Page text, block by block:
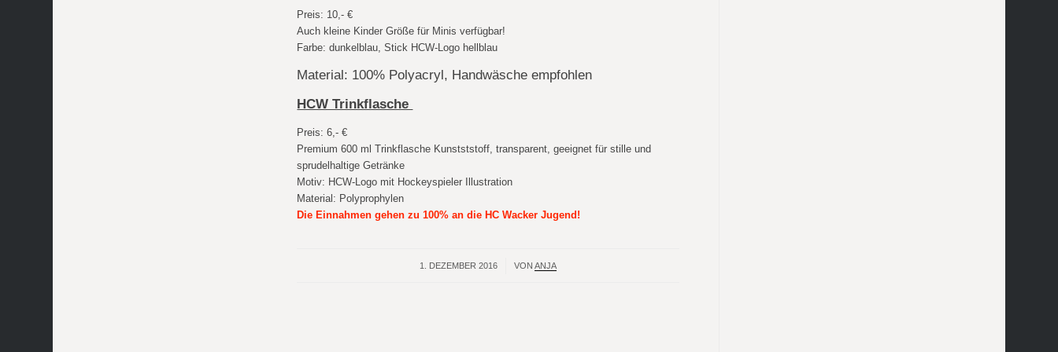
Preis: 10,- €
Auch kleine Kinder Größe für Minis verfügbar!
Farbe: dunkelblau, Stick HCW-Logo hellblau
Material: 100% Polyacryl, Handwäsche empfohlen
HCW Trinkflasche
Preis: 6,- €
Premium 600 ml Trinkflasche Kunstststoff, transparent, geeignet für stille und
sprudelhaltige Getränke
Motiv: HCW-Logo mit Hockeyspieler Illustration
Material: Polyprophylen
Die Einnahmen gehen zu 100% an die HC Wacker Jugend!
1. DEZEMBER 2016
/ VONANJA